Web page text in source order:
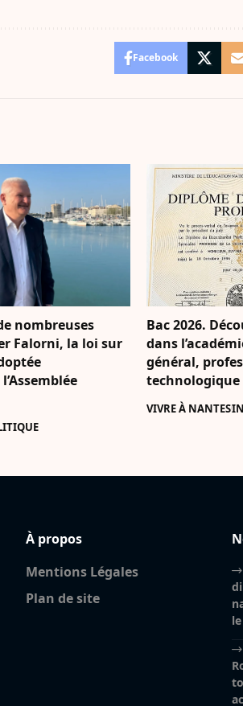
Facebook
nombreuses
Falorni, la loi sur
Bac 2026.
dans
général,
VIVRE À NANTES
À propos
Mentions Légales
Plan de site